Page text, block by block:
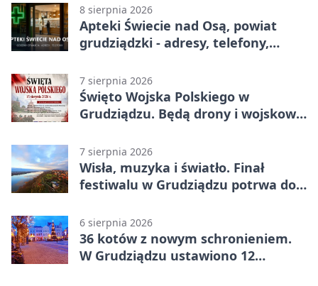
8 sierpnia 2026
Apteki Świecie nad Osą, powiat
grudziądzki - adresy, telefony,
7 sierpnia 2026
Święto Wojska Polskiego w
Grudziądzu. Będą drony i wojskowa
7 sierpnia 2026
Wisła, muzyka i światło. Finał
festiwalu w Grudziądzu potrwa do
6 sierpnia 2026
36 kotów z nowym schronieniem.
W Grudziądzu ustawiono 12